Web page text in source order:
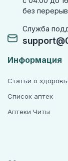
без
Служба
Информация
Статьи о
Список аптек
Аптеки Читы